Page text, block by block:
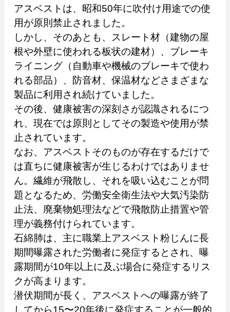
アスベストは、昭和50年に吹付け用途での使
用が原則禁止されました。
しかし、そのあとも、スレート材（建物の屋
根や外壁に使われる板状の建材）、ブレーキ
ライニング（自動車や機械のブレーキで使わ
れる部品）、防音材、保温材などさまざまな
製品に利用され続けていました。
その後、健康被害の深刻さが認識されるにつ
れ、現在では原則としてその製造や使用が禁
止されています。
なお、アスベストそのものが存在するだけで
は直ちに健康被害が生じるわけではありませ
ん。繊維が飛散し、それを吸い込むことが問
題となるため、労働安全衛生法や大気汚染防
止法、廃棄物処理法などで飛散防止措置や管
理が義務付けられています。
石綿肺は、主に職業上アスベスト粉じんに長
期間曝露された労働者に発症するとされ、曝
露期間が10年以上に及ぶ場合に発症するリス
クが高まります。
潜伏期間が長く、アスベストへの曝露が終了
してから15〜20年後に発症することが一般的